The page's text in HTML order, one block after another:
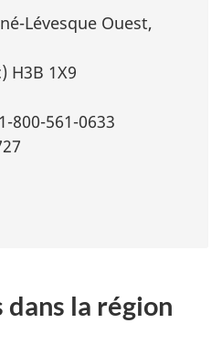
Lévesque Ouest,
H3B 1X9
800-561-0633
la région